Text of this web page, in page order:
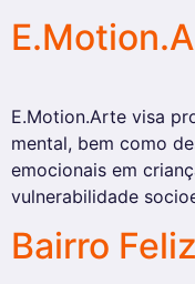
E.Motion.Arte visa
mental, bem como
emocionais em
vulnerabilidade
Bairro Feliz